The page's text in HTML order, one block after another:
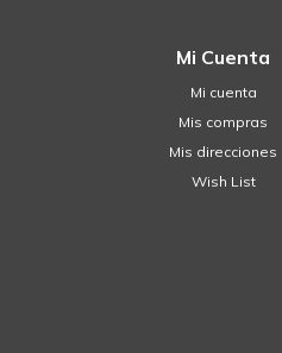
Mi Cuenta
Mi cuenta
Mis compras
Mis direcciones
Wish List